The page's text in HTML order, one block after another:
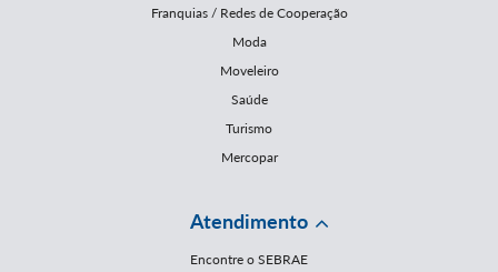
Franquias / Redes de Cooperação
Moda
Moveleiro
Saúde
Turismo
Mercopar
Atendimento
Encontre o SEBRAE